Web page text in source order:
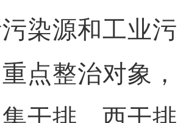
染源和工业污
点整治对象，
干排、西干排